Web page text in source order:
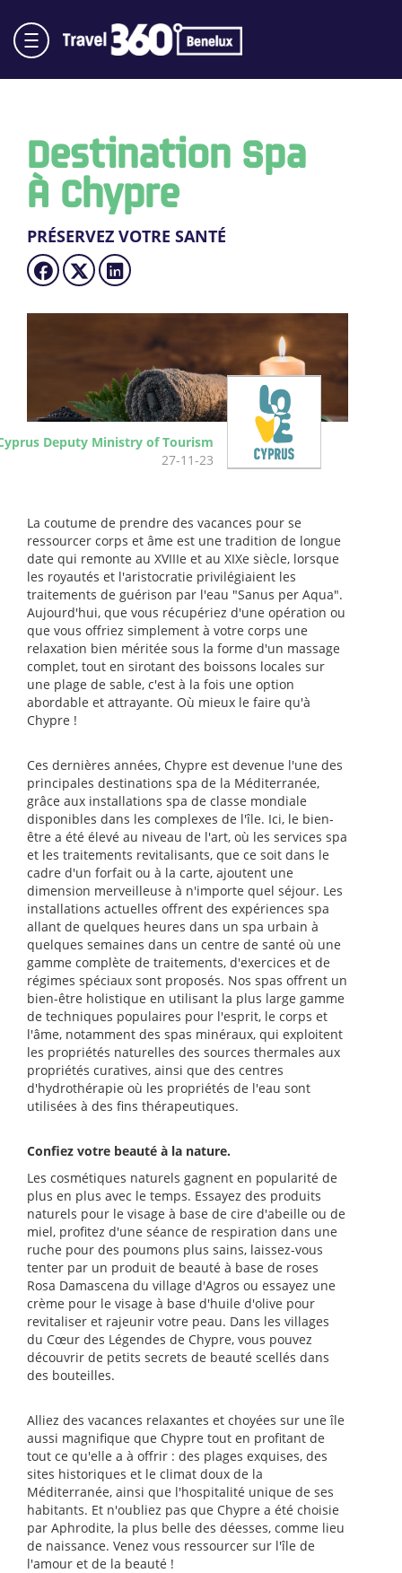
Destination Spa
À Chypre
PRÉSERVEZ VOTRE SANTÉ
Deputy Ministry of Tourism
27-11-23
La coutume de prendre des vacances pour se
ressourcer corps et âme est une tradition de longue
date qui remonte au XVIIIe et au XIXe siècle, lorsque
les royautés et l'aristocratie privilégiaient les
traitements de guérison par l'eau "Sanus per Aqua".
Aujourd'hui, que vous récupériez d'une opération ou
que vous offriez simplement à votre corps une
relaxation bien méritée sous la forme d'un massage
complet, tout en sirotant des boissons locales sur
une plage de sable, c'est à la fois une option
abordable et attrayante. Où mieux le faire qu'à
Chypre !
Ces dernières années, Chypre est devenue l'une des
principales destinations spa de la Méditerranée,
grâce aux installations spa de classe mondiale
disponibles dans les complexes de l'île. Ici, le bien-
être a été élevé au niveau de l'art, où les services spa
et les traitements revitalisants, que ce soit dans le
cadre d'un forfait ou à la carte, ajoutent une
dimension merveilleuse à n'importe quel séjour. Les
installations actuelles offrent des expériences spa
allant de quelques heures dans un spa urbain à
quelques semaines dans un centre de santé où une
gamme complète de traitements, d'exercices et de
régimes spéciaux sont proposés. Nos spas offrent un
bien-être holistique en utilisant la plus large gamme
de techniques populaires pour l'esprit, le corps et
l'âme, notamment des spas minéraux, qui exploitent
les propriétés naturelles des sources thermales aux
propriétés curatives, ainsi que des centres
d'hydrothérapie où les propriétés de l'eau sont
utilisées à des fins thérapeutiques.
Confiez votre beauté à la nature.
Les cosmétiques naturels gagnent en popularité de
plus en plus avec le temps. Essayez des produits
naturels pour le visage à base de cire d'abeille ou de
miel, profitez d'une séance de respiration dans une
ruche pour des poumons plus sains, laissez-vous
tenter par un produit de beauté à base de roses
Rosa Damascena du village d'Agros ou essayez une
crème pour le visage à base d'huile d'olive pour
revitaliser et rajeunir votre peau. Dans les villages
du Cœur des Légendes de Chypre, vous pouvez
découvrir de petits secrets de beauté scellés dans
des bouteilles.
Alliez des vacances relaxantes et choyées sur une île
aussi magnifique que Chypre tout en profitant de
tout ce qu'elle a à offrir : des plages exquises, des
sites historiques et le climat doux de la
Méditerranée, ainsi que l'hospitalité unique de ses
habitants. Et n'oubliez pas que Chypre a été choisie
par Aphrodite, la plus belle des déesses, comme lieu
de naissance. Venez vous ressourcer sur l'île de
l'amour et de la beauté !